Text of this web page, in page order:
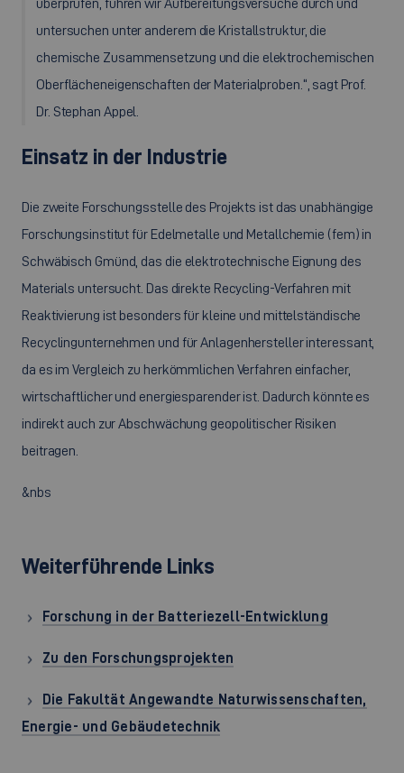
untersuchen unter anderem die Kristallstruktur, die
chemische Zusammensetzung und die elektrochemischen
Oberflächeneigenschaften der Materialproben.“, sagt Prof.
Dr. Stephan Appel.
Einsatz in der Industrie
Die zweite Forschungsstelle des Projekts ist das unabhängige
Forschungsinstitut für Edelmetalle und Metallchemie (fem) in
Schwäbisch Gmünd, das die elektrotechnische Eignung des
Materials untersucht. Das direkte Recycling-Verfahren mit
Reaktivierung ist besonders für kleine und mittelständische
Recyclingunternehmen und für Anlagenhersteller interessant,
da es im Vergleich zu herkömmlichen Verfahren einfacher,
wirtschaftlicher und energiesparender ist. Dadurch könnte es
indirekt auch zur Abschwächung geopolitischer Risiken
beitragen.
&nbs
Weiterführende Links
Forschung in der Batteriezell-Entwicklung
Zu den Forschungsprojekten
Die Fakultät Angewandte Naturwissenschaften,
Energie- und Gebäudetechnik